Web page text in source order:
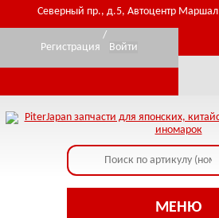
Северный пр., д.5, Автоцентр Маршал
Регистрация
/
Войти
МЕНЮ